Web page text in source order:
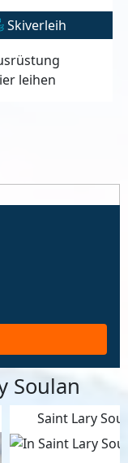
Skiverleih
leihen
Soulan
Saint Lary